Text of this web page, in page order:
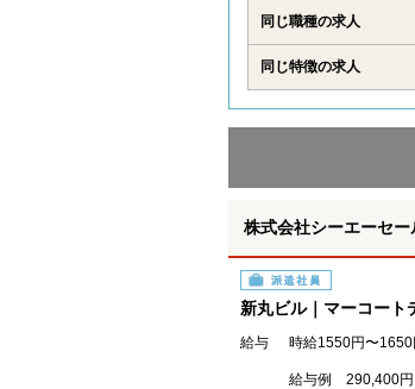
同じ職種の求人
同じ特徴の求人
株式会社シーエーセ
派遣社員
新丸ビル｜マーコー
給与 時給1550円〜1650
給与例 290,400円